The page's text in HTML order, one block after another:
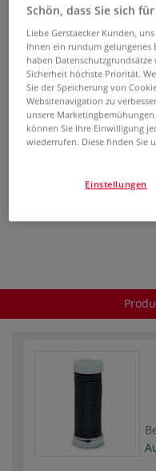
0
Gewachste
die Herstellung von
anderen Dekorationen.
Schön, dass Sie sich
Liebe Gerstaecker Kunden,
Ihnen ein rundum gelungenes
haben
Sicherheit höchste Priorität.
Sie der Speicherung von
Websitenavigation zu
unsere
können Sie Ihre Einwilligung
wiederrufen. Diese finden Sie
Einstellungen